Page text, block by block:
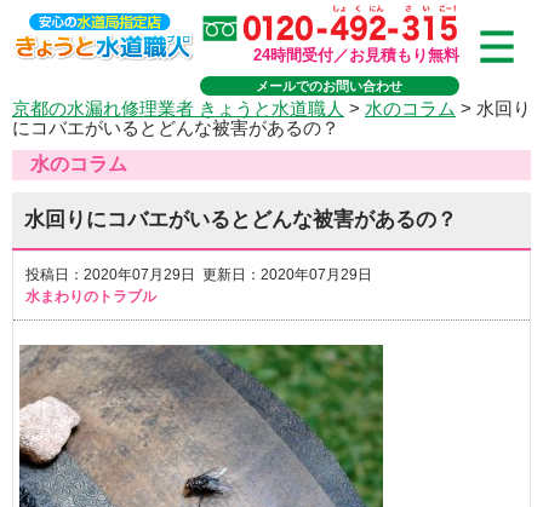
24時間受付／お見積もり無料
メールでのお問い合わせ
京都の水漏れ修理業者 きょうと水道職人 > 水のコラム > 水回り
にコバエがいるとどんな被害があるの？
水のコラム
水回りにコバエがいるとどんな被害があるの？
投稿日：2020年07月29日 更新日：2020年07月29日
水まわりのトラブル